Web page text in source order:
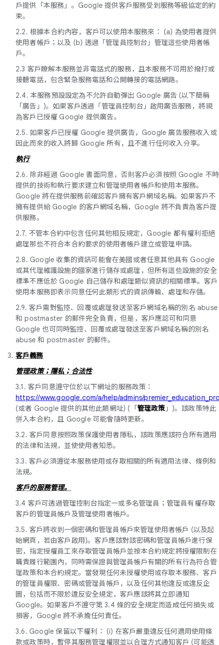
戶提供「本服務」。Google 提供客戶服務受到服務等級協定的約
束。
2.2. 根據本合約內容，客戶可以使用本服務來： (a) 為使用者提供
使用者帳戶；以及 (b) 透過「管理員控制台」管理這些使用者帳
戶。
2.3 客戶瞭解本服務並非電話式的服務，且本服務不可用於撥打或
接聽電話，包含緊急服務電話和公開轉接的電話網路。
2.4. 本服務預設設定為不允許自動彈出 Google 廣告 (以下簡稱
「廣告」)。如果客戶透過「管理員控制台」啟用廣告服務，將視
為客戶已授權 Google 提供廣告。
2.5. 如果客戶已授權 Google 提供廣告，Google 廣告服務收入或
因此而來的收入將歸 Google 所有，且不進行任何收入分享。
執行
2.6. 除非經過 Google 書面同意，否則客戶必須按照 Google 不時
提供的技術和執行要求建立和管理使用者帳戶和使用本服務。
Google 將在提供服務前確認客戶擁有客戶網域名稱。如果客戶不
擁有提供給 Google 的客戶網域名稱，Google 將不負責為客戶提
供服務。
2.7. 不管本合約中包含任何其他相反規定，Google 都有權利拒絕
處理那些不符合本合約要求的使用者帳戶建立或管理申請。
2.8. Google 收集的資訊可能會在美國或者任意其他具有 Google
或其代理維護設施的國家進行儲存或處理，但所有這些設施的安全
標準不應低於 Google 自己儲存和處理類似資訊的相關標準。客戶
使用本服務即表示同意任何此類形式的資訊傳輸、處理和存儲。
2.9. 客戶需對監控、回覆或處理發送至客戶網域名稱的別名 abuse
和 postmaster 的郵件完全負責，但是，客戶應認可和同意
Google 也可同時監控、回覆或處理發送至客戶網域名稱的別名
abuse 和 postmaster 的郵件。
3. 客戶義務
管理政策；隱私；合法性
3.1. 客戶同意遵守位於以下網址的服務政策：
https://www.google.com/a/help/admins/
(或者 Google 提供的其他此類網址) (「管理政策」)。該政策特此
併入本合約，且 Google 可能會隨時更新。
3.2. 客戶同意按照政策保護使用者隱私，該政策應該符合所有適用
的法律和法規，並使使用者知悉。
3.3. 客戶必須遵從本服務使用或存取相關的所有適用法律、條例和
法規。
客戶的服務管理。
3.4 客戶可透過管理控制台指定一或多名管理員；管理員有權存取
客戶的管理員帳戶及管理使用者帳戶。
3.5. 客戶將收到一個密碼和管理員帳戶來管理使用者帳戶 (以及起
始網頁，若由客戶啟用)。客戶應該對該密碼和管理員帳戶進行保
密，指定授權員工來存取管理員帳戶並按本合約規定將授權限制在
職責履行範圍內，同時需保證與管理員帳戶有關的所有行為符合管
理政策和本合約規定。當發現任何未授權使用或存取本服務、客戶
的管理員權限、密碼或管理員帳戶，以及任何其他違反或違反企
圖，包括而不限於違反安全規定，客戶應該將其立即通知
Google。如果客戶不遵守第 3.4 條的安全規定而造成任何損失或
損害，Google 將不承擔任何責任。
3.6. Google 保留以下權利： (i) 在客戶嚴重違反任何適用使用條
款或政策時，暫停其服務管理權限並以合理方式通知客戶 (可能透